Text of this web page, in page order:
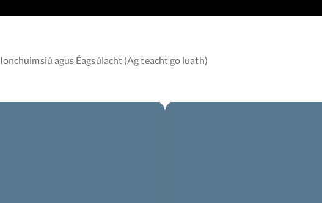
Ionchuimsiú agus Éagsúlacht (Ag teacht go luath)